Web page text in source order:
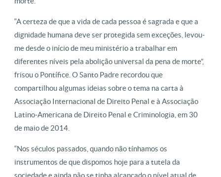
“A certeza de que a vida de cada pessoa é sagrada e que a
dignidade humana deve ser protegida sem exceções, levou-
me desde o início de meu ministério a trabalhar em
diferentes níveis pela abolição universal da pena de morte”,
frisou o Pontífice. O Santo Padre recordou que
compartilhou algumas ideias sobre o tema na carta à
Associação Internacional de Direito Penal e à Associação
Latino-Americana de Direito Penal e Criminologia, em 30
de maio de 2014.
“Nos séculos passados, quando não tínhamos os
instrumentos de que dispomos hoje para a tutela da
sociedade e ainda não se tinha alcançado o nível atual de